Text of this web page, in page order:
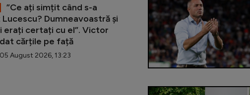
”Ce ați simțit când s-a
Dumneavoastră și
erați certați cu el”. Victor
cărțile pe față
August 2026, 13:23